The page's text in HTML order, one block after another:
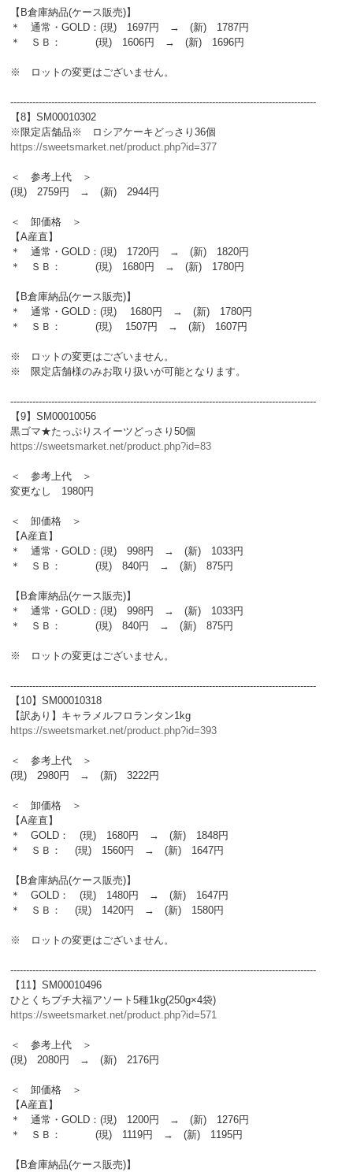
【B倉庫納品(ケース販売)】
＊ 通常・GOLD：(現) 1697円 → (新) 1787円
＊ ＳＢ： (現) 1606円 → (新) 1696円
※ ロットの変更はございません。
-------------------------------------------------------------------------------------------------
【8】SM00010302
※限定店舗品※ ロシアケーキどっさり36個
https://sweetsmarket.net/product.php?id=377
＜ 参考上代 ＞
(現) 2759円 → (新) 2944円
＜ 卸価格 ＞
【A産直】
＊ 通常・GOLD：(現) 1720円 → (新) 1820円
＊ ＳＢ： (現) 1680円 → (新) 1780円
【B倉庫納品(ケース販売)】
＊ 通常・GOLD：(現) 1680円 → (新) 1780円
＊ ＳＢ： (現) 1507円 → (新) 1607円
※ ロットの変更はございません。
※ 限定店舗様のみお取り扱いが可能となります。
-------------------------------------------------------------------------------------------------
【9】SM00010056
黒ゴマ★たっぷりスイーツどっさり50個
https://sweetsmarket.net/product.php?id=83
＜ 参考上代 ＞
変更なし 1980円
＜ 卸価格 ＞
【A産直】
＊ 通常・GOLD：(現) 998円 → (新) 1033円
＊ ＳＢ： (現) 840円 → (新) 875円
【B倉庫納品(ケース販売)】
＊ 通常・GOLD：(現) 998円 → (新) 1033円
＊ ＳＢ： (現) 840円 → (新) 875円
※ ロットの変更はございません。
-------------------------------------------------------------------------------------------------
【10】SM00010318
【訳あり】キャラメルフロランタン1kg
https://sweetsmarket.net/product.php?id=393
＜ 参考上代 ＞
(現) 2980円 → (新) 3222円
＜ 卸価格 ＞
【A産直】
＊ GOLD： (現) 1680円 → (新) 1848円
＊ ＳＢ： (現) 1560円 → (新) 1647円
【B倉庫納品(ケース販売)】
＊ GOLD： (現) 1480円 → (新) 1647円
＊ ＳＢ： (現) 1420円 → (新) 1580円
※ ロットの変更はございません。
-------------------------------------------------------------------------------------------------
【11】SM00010496
ひとくちプチ大福アソート5種1kg(250g×4袋)
https://sweetsmarket.net/product.php?id=571
＜ 参考上代 ＞
(現) 2080円 → (新) 2176円
＜ 卸価格 ＞
【A産直】
＊ 通常・GOLD：(現) 1200円 → (新) 1276円
＊ ＳＢ： (現) 1119円 → (新) 1195円
【B倉庫納品(ケース販売)】